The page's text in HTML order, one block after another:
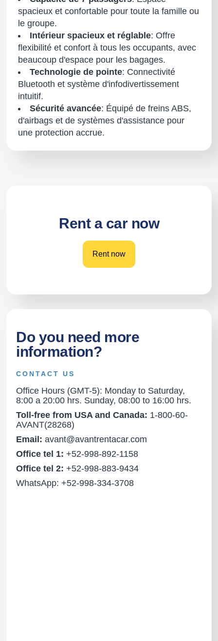
spacieux et confortable pour toute la famille ou
le groupe.
Intérieur spacieux et réglable: Offre
flexibilité et confort à tous les occupants, avec
beaucoup d'espace pour les bagages.
Technologie de pointe: Connectivité
Bluetooth et système d'infodivertissement
intuitif.
Sécurité avancée: Équipé de freins ABS,
d'airbags et de systèmes d'assistance pour
une protection accrue.
Rent a car now
Rent now
Do you need more
information?
CONTACT US
Office Hours (GMT-5): Monday to Saturday,
8:00 a 20:00 hrs. Sunday, 08:00 to 16:00 hrs.
Toll-free from USA and Canada: 1-800-60-
AVANT(28268)
Email: avant@avantrentacar.com
Office tel 1: +52-998-892-1158
Office tel 2: +52-998-883-9434
WhatsApp: +52-998-334-3708